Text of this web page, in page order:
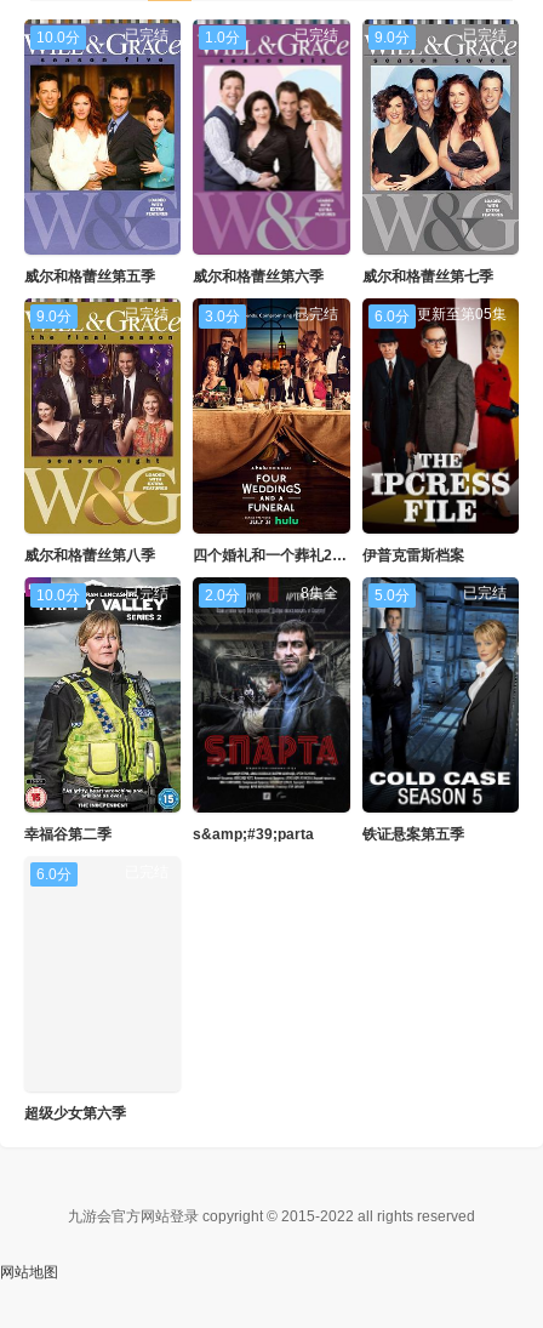
10.0分 已完结
威尔和格蕾丝第五季
1.0分 已完结
威尔和格蕾丝第六季
9.0分 已完结
威尔和格蕾丝第七季
9.0分 已完结
威尔和格蕾丝第八季
3.0分 已完结
四个婚礼和一个葬礼2019
6.0分 更新至第05集
伊普克雷斯档案
10.0分 已完结
幸福谷第二季
2.0分 8集全
s&amp;#39;parta
5.0分 已完结
铁证悬案第五季
6.0分
超级少女第六季
九游会官方网站登录 copyright © 2015-2022 all rights reserved
网站地图